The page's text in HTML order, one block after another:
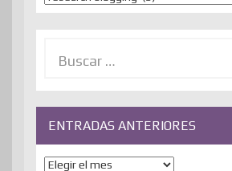
ENTRADAS ANTERIORES
ENTRADAS